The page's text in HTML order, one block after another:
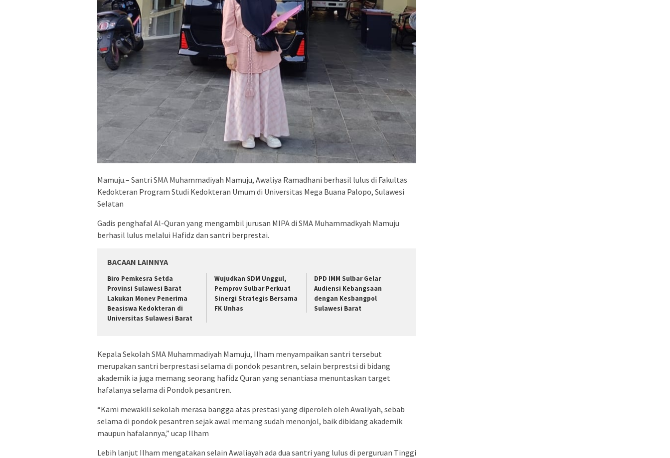
Mamuju.– Santri SMA Muhammadiyah Mamuju, Awaliya Ramadhani berhasil lulus di Fakultas
Kedokteran Program Studi Kedokteran Umum di Universitas Mega Buana Palopo, Sulawesi
Selatan
Gadis penghafal Al-Quran yang mengambil jurusan MIPA di SMA Muhammadkyah Mamuju
berhasil lulus melalui Hafidz dan santri berprestai.
BACAAN LAINNYA
Biro Pemkesra Setda
Provinsi Sulawesi Barat
Lakukan Monev Penerima
Beasiswa Kedokteran di
Universitas Sulawesi Barat
Wujudkan SDM Unggul,
Pemprov Sulbar Perkuat
Sinergi Strategis Bersama
FK Unhas
DPD IMM Sulbar Gelar
Audiensi Kebangsaan
dengan Kesbangpol
Sulawesi Barat
Kepala Sekolah SMA Muhammadiyah Mamuju, Ilham menyampaikan santri tersebut
merupakan santri berprestasi selama di pondok pesantren, selain berprestsi di bidang
akademik ia juga memang seorang hafidz Quran yang senantiasa menuntaskan target
hafalanya selama di Pondok pesantren.
“Kami mewakili sekolah merasa bangga atas prestasi yang diperoleh oleh Awaliyah, sebab
selama di pondok pesantren sejak awal memang sudah menonjol, baik dibidang akademik
maupun hafalannya,” ucap Ilham
Lebih lanjut Ilham mengatakan selain Awaliayah ada dua santri yang lulus di perguruan Tinggi